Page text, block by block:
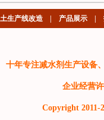
生产线改造 产品展示
十年专注减水剂生产设备
企业经营
Copyright 2011-